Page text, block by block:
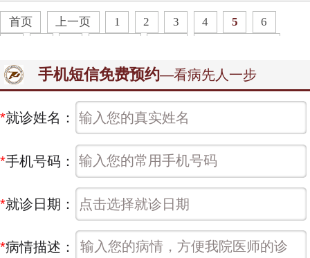
首页 上一页 1 2 3 4 5
6
手机短信免费预约—看病先人一步
*就诊姓名：
*手机号码：
*就诊日期：
*病情描述：